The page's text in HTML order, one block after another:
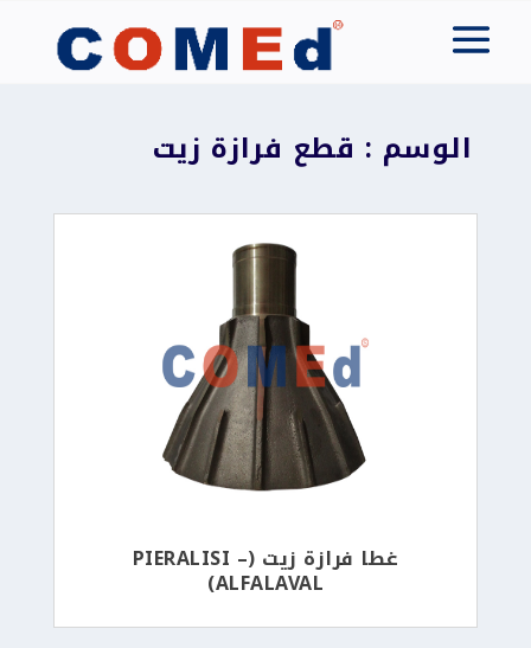
الوسم : قطع فرازة زيت
غطا فرازة زيت (PIERALISI –
ALFALAVAL)